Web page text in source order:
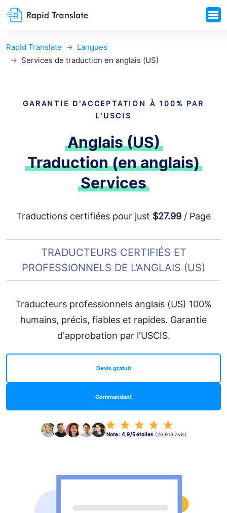
Rapid Translate
Langues
Services de traduction en anglais (US)
GARANTIE D'ACCEPTATION À 100% PAR
L'USCIS
Anglais (US)
Traduction (en anglais)
Services
Traductions certifiées pour just $27.99 / Page
TRADUCTEURS CERTIFIÉS ET
PROFESSIONNELS DE L'ANGLAIS (US)
Traducteurs professionnels anglais (US) 100%
humains, précis, fiables et rapides. Garantie
d'approbation par l'USCIS.
Commandant
Devis gratuit
Note : 4,9/5 étoiles (26,913 avis)